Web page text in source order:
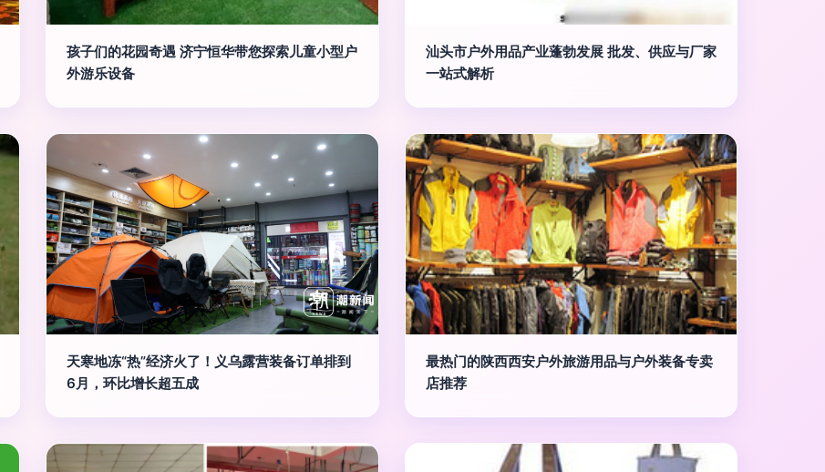
孩子们的花园奇遇 济宁恒华带您探索儿童小型户
外游乐设备
汕头市户外用品产业蓬勃发展 批发、供应与厂家
一站式解析
天寒地冻“热”经济火了！义乌露营装备订单排到
6月，环比增长超五成
最热门的陕西西安户外旅游用品与户外装备专卖
店推荐